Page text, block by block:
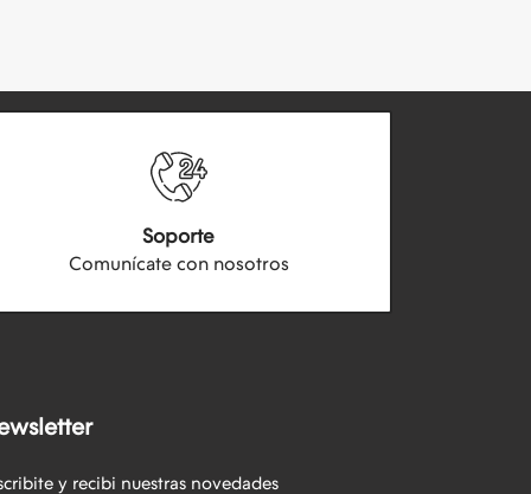
Soporte
Comunícate con nosotros
y recibi nuestras novedades